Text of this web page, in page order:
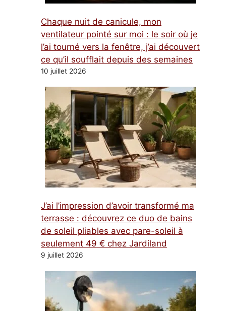
Chaque nuit de canicule, mon
ventilateur pointé sur moi : le soir où je
l’ai tourné vers la fenêtre, j’ai découvert
ce qu’il soufflait depuis des semaines
10 juillet 2026
J’ai l’impression d’avoir transformé ma
terrasse : découvrez ce duo de bains
de soleil pliables avec pare-soleil à
seulement 49 € chez Jardiland
9 juillet 2026